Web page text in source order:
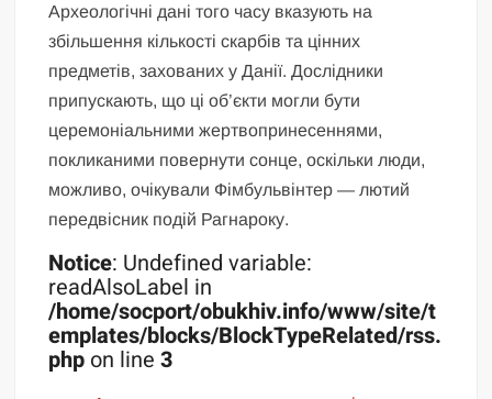
Археологічні дані того часу вказують на
збільшення кількості скарбів та цінних
предметів, захованих у Данії. Дослідники
припускають, що ці об’єкти могли бути
церемоніальними жертвопринесеннями,
покликаними повернути сонце, оскільки люди,
можливо, очікували Фімбульвінтер — лютий
передвісник подій Рагнароку.
Notice: Undefined variable:
readAlsoLabel in
/home/socport/obukhiv.info/www/site/t
emplates/blocks/BlockTypeRelated/rss.
php on line3